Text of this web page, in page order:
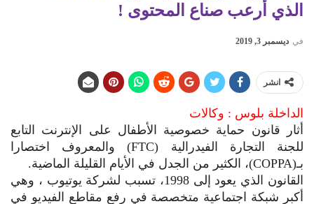
الذي أرعب صناع المحتوى !
في ديسمبر 3, 2019
انشر
الداخلة بلوس : وكالات
أثار قانون حماية خصوصية الأطفال على الإنترنت التابع
للجنة التجارة الفيدرالية (FTC) والمعروف اختصارا
بـ(COPPA)، الكثير من الجدل في الأيام القليلة الماضية.
القانون الذي يعود إلى 1998، تسبب لشركة يوتيوب ، وهي
أكبر شبكة اجتماعية متخصصة في رفع مقاطع الفيديو في